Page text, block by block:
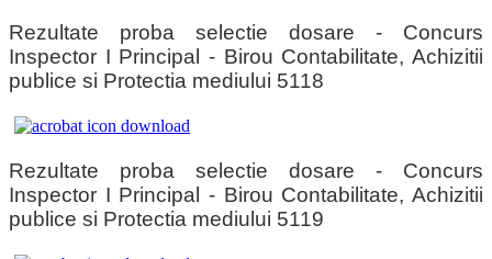
Rezultate proba selectie dosare - Concurs
Inspector I Principal - Birou Contabilitate, Achizitii
publice si Protectia mediului 5118
Rezultate proba selectie dosare - Concurs
Inspector I Principal - Birou Contabilitate, Achizitii
publice si Protectia mediului 5119